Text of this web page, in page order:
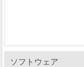
ソフトウェア